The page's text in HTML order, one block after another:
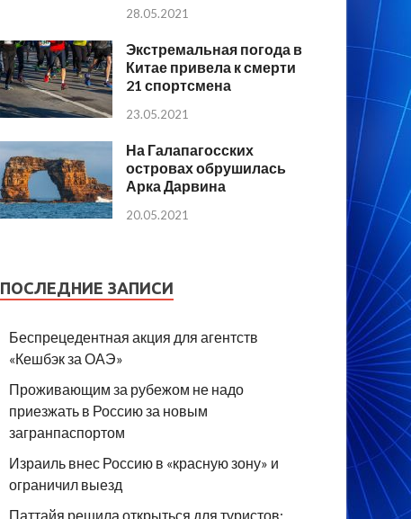
28.05.2021
Экстремальная погода в
Китае привела к смерти
21 спортсмена
23.05.2021
На Галапагосских
островах обрушилась
Арка Дарвина
20.05.2021
ПОСЛЕДНИЕ ЗАПИСИ
Беспрецедентная акция для агентств
«Кешбэк за ОАЭ»
Проживающим за рубежом не надо
приезжать в Россию за новым
загранпаспортом
Израиль внес Россию в «красную зону» и
ограничил выезд
Паттайя решила открыться для туристов: